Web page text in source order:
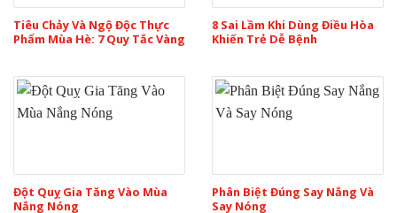
Tiêu Chảy Và Ngộ Độc Thực
Phẩm Mùa Hè: 7 Quy Tắc Vàng
8 Sai Lầm Khi Dùng Điều Hòa
Khiến Trẻ Dễ Bệnh
Đột Quỵ Gia Tăng Vào Mùa
Nắng Nóng
Phân Biệt Đúng Say Nắng Và
Say Nóng